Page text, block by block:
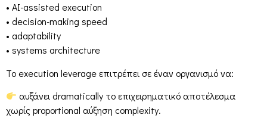
• AI-assisted execution
• decision-making speed
• adaptability
• systems architecture
Το execution leverage επιτρέπει σε έναν οργανισμό να:
αυξάνει dramatically το επιχειρηματικό αποτέλεσμα
χωρίς proportional αύξηση complexity.